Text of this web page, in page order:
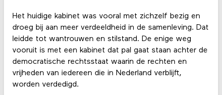
Het huidige kabinet was vooral met zichzelf bezig en
droeg bij aan meer verdeeldheid in de samenleving. Dat
leidde tot wantrouwen en stilstand. De enige weg
vooruit is met een kabinet dat pal gaat staan achter de
democratische rechtsstaat waarin de rechten en
vrijheden van iedereen die in Nederland verblijft,
worden verdedigd.